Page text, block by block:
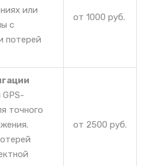
или
с
потерей
от 1000 руб.
точного
от 2500 руб.